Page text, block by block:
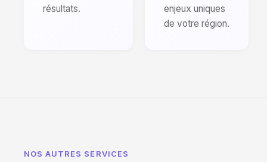
résultats.
enjeux uniques
de votre région.
NOS AUTRES SERVICES